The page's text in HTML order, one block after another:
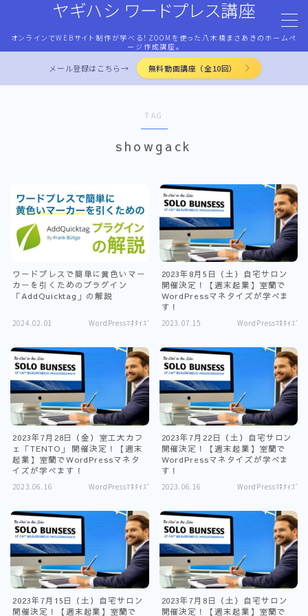
ヤギハシ ワードプレス講座
オンラインでWEBサイト制作が学べる！ZOOMを使った八木橋まさあきのホームペ
ージ作成講座。
MENU
LP作成術
PROFILE
お問合せ
メール登録はこちら→ 無料動画講座（全10回）
TAG
showgack
ワードプレスで簡単に黄色いマー
カーを引くためのプラグイン
「AddQuicktag」の解説
2024.02.01 WordPressﾏﾈﾀｲｽﾞ
2023年8月5日（土）自宅サロン
開催決定！【週末起業】室蘭で
WordPressマネタイズが学べま
す！
2023.07.15 WordPressﾏﾈﾀｲｽﾞ
2023年7月28日（金）室工大カフ
ェ「TENTO」 開催決定！【週末
起業】室蘭でWordPressマネタ
イズが学べます！
2023.06.16 WordPressﾏﾈﾀｲｽﾞ
2023年7月22日（土）自宅サロン
開催決定！【週末起業】室蘭で
WordPressマネタイズが学べま
す！
2023.06.16 WordPressﾏﾈﾀｲｽﾞ
2023年7月15日（土）自宅サロン
開催決定！【週末起業】室蘭で
2023年7月8日（土）自宅サロン
開催決定！【週末起業】室蘭で